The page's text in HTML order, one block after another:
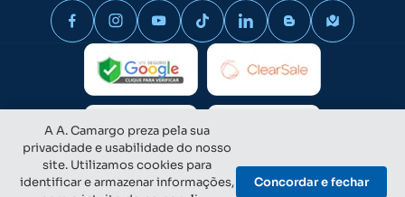
A A. Camargo preza pela sua
privacidade e usabilidade do nosso
site. Utilizamos cookies para
identificar e armazenar informações,
Concordar e fechar